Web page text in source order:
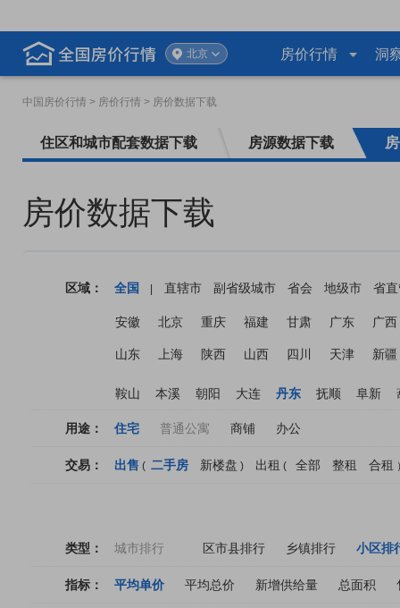
北京 房价行情 洞
中国房价行情 > 房价行情 > 房价数据下载
住区和城市配套数据下载 房源数据下载
房价数据下载
区域： 全国 直辖市 副省级城市 省会 地级市 省
安徽 北京 重庆 福建 甘肃 广东 广西
山东 上海 陕西 山西 四川 天津 新疆
鞍山 本溪 朝阳 大连 丹东 抚顺 阜新
用途： 住宅 普通公寓 商铺 办公
交易： 出售 ( 二手房 新楼盘 ) 出租 ( 全部 整租 合租
类型： 城市排行 区市县排行 乡镇排行 小区排
指标： 平均单价 平均总价 新增供给量 总面积